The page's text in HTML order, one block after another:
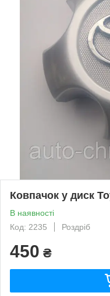
Ковпачок у диск
В наявності
Код: 2235
Роздріб
450 ₴